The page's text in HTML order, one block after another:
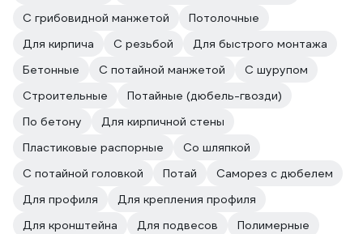
С грибовидной манжетой
Потолочные
Для кирпича
С резьбой
Для быстрого монтажа
Бетонные
С потайной манжетой
С шурупом
Строительные
Потайные (дюбель-гвозди)
По бетону
Для кирпичной стены
Пластиковые распорные
Со шляпкой
С потайной головкой
Потай
Саморез с дюбелем
Для профиля
Для крепления профиля
Для кронштейна
Для подвесов
Полимерные